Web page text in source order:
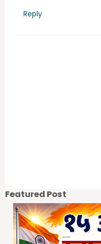
Reply
Featured Post